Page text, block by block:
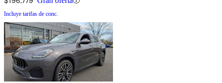
Incluye tarifas de conc.